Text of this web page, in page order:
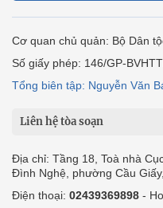
Cơ quan chủ quản: Bộ Dân
Số giấy phép: 146/GP-
Tổng biên tập: Nguyễn Văn
Liên hệ tòa soạn
Địa chỉ: Tầng 18, Toà nhà
Đình Nghệ, phường Cầu
Điện thoại: 02439369898 -